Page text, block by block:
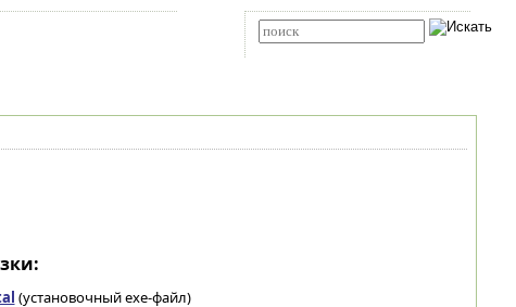
(установочный exe-файл)